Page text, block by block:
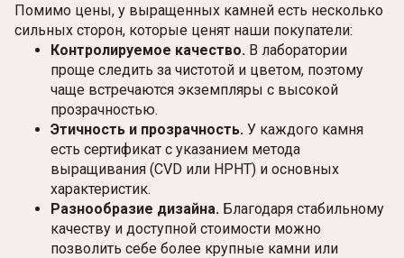
Помимо цены, у выращенных камней есть несколько
сильных сторон, которые ценят наши покупатели:
Контролируемое качество. В лаборатории
проще следить за чистотой и цветом, поэтому
чаще встречаются экземпляры с высокой
прозрачностью.
Этичность и прозрачность. У каждого камня
есть сертификат с указанием метода
выращивания (CVD или HPHT) и основных
характеристик.
Разнообразие дизайна. Благодаря стабильному
качеству и доступной стоимости можно
позволить себе более крупные камни или